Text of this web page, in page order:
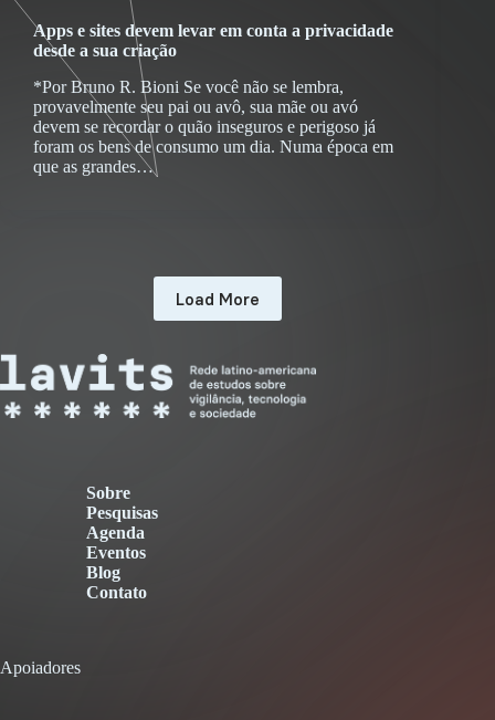
Apps e sites devem levar em conta a privacidade
desde a sua criação
*Por Bruno R. Bioni Se você não se lembra,
provavelmente seu pai ou avô, sua mãe ou avó
devem se recordar o quão inseguros e perigoso já
foram os bens de consumo um dia. Numa época em
que as grandes…
Load More
Sobre
Pesquisas
Agenda
Eventos
Blog
Contato
Apoiadores